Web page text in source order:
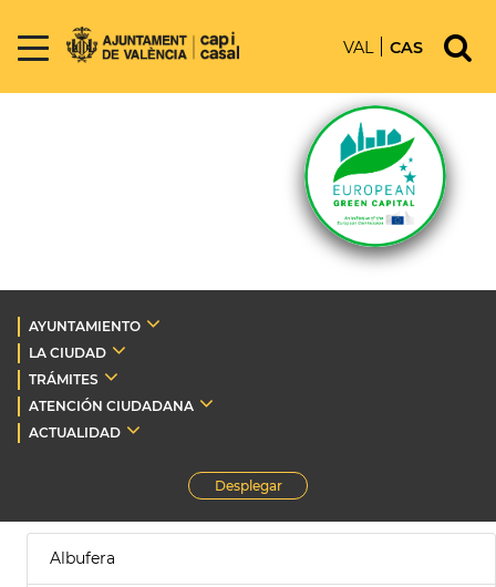
VAL CAS
AYUNTAMIENTO
LA CIUDAD
TRÁMITES
ATENCIÓN CIUDADANA
ACTUALIDAD
Desplegar
Albufera